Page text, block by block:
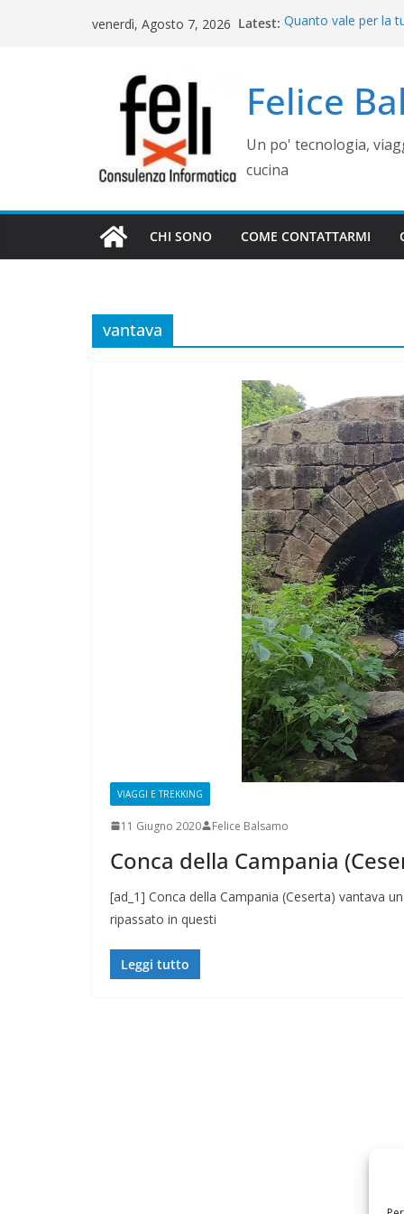
venerdì, Agosto 7, 2026 Latest: Quanto vale per la
Rimettere in
Campania
Controllo operativo
gestionale su
Felice
Un po' tecnologia,
cucina
CHI SONO COME CONTATTARMI
vantava
VIAGGI E TREKKING
11 Giugno 2020 Felice Balsamo
Conca della Campania
[ad_1] Conca della Campania (Ceserta) vantava
ripassato in questi
Leggi tutto